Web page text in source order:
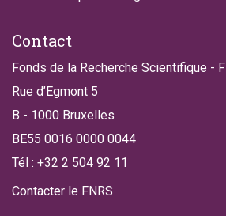
Contact
Fonds de la Recherche Scientifique -
Rue d’Egmont 5
B - 1000 Bruxelles
BE55 0016 0000 0044
Tél : +32 2 504 92 11
Contacter le FNRS